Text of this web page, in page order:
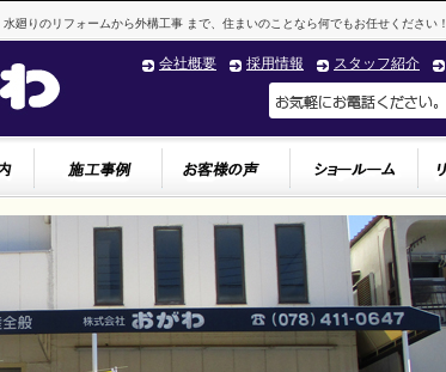
廻りのリフォームから外構工事 まで、住まいのことなら何でもお任せください！
スタッフ紹介
採用情報
会社概要